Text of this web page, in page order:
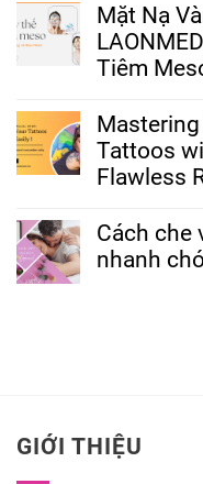
Mặt Nạ
Tiêm
Tattoos
Flawless
Cách che
nhanh
GIỚI THIỆU